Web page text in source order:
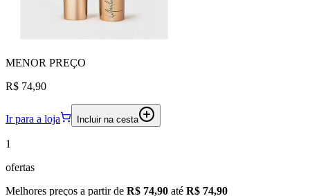
MENOR PREÇO
R$ 74,90
Ir para a loja Incluir na cesta
1
ofertas
Melhores preços a partir de R$ 74,90 até R$ 74,90